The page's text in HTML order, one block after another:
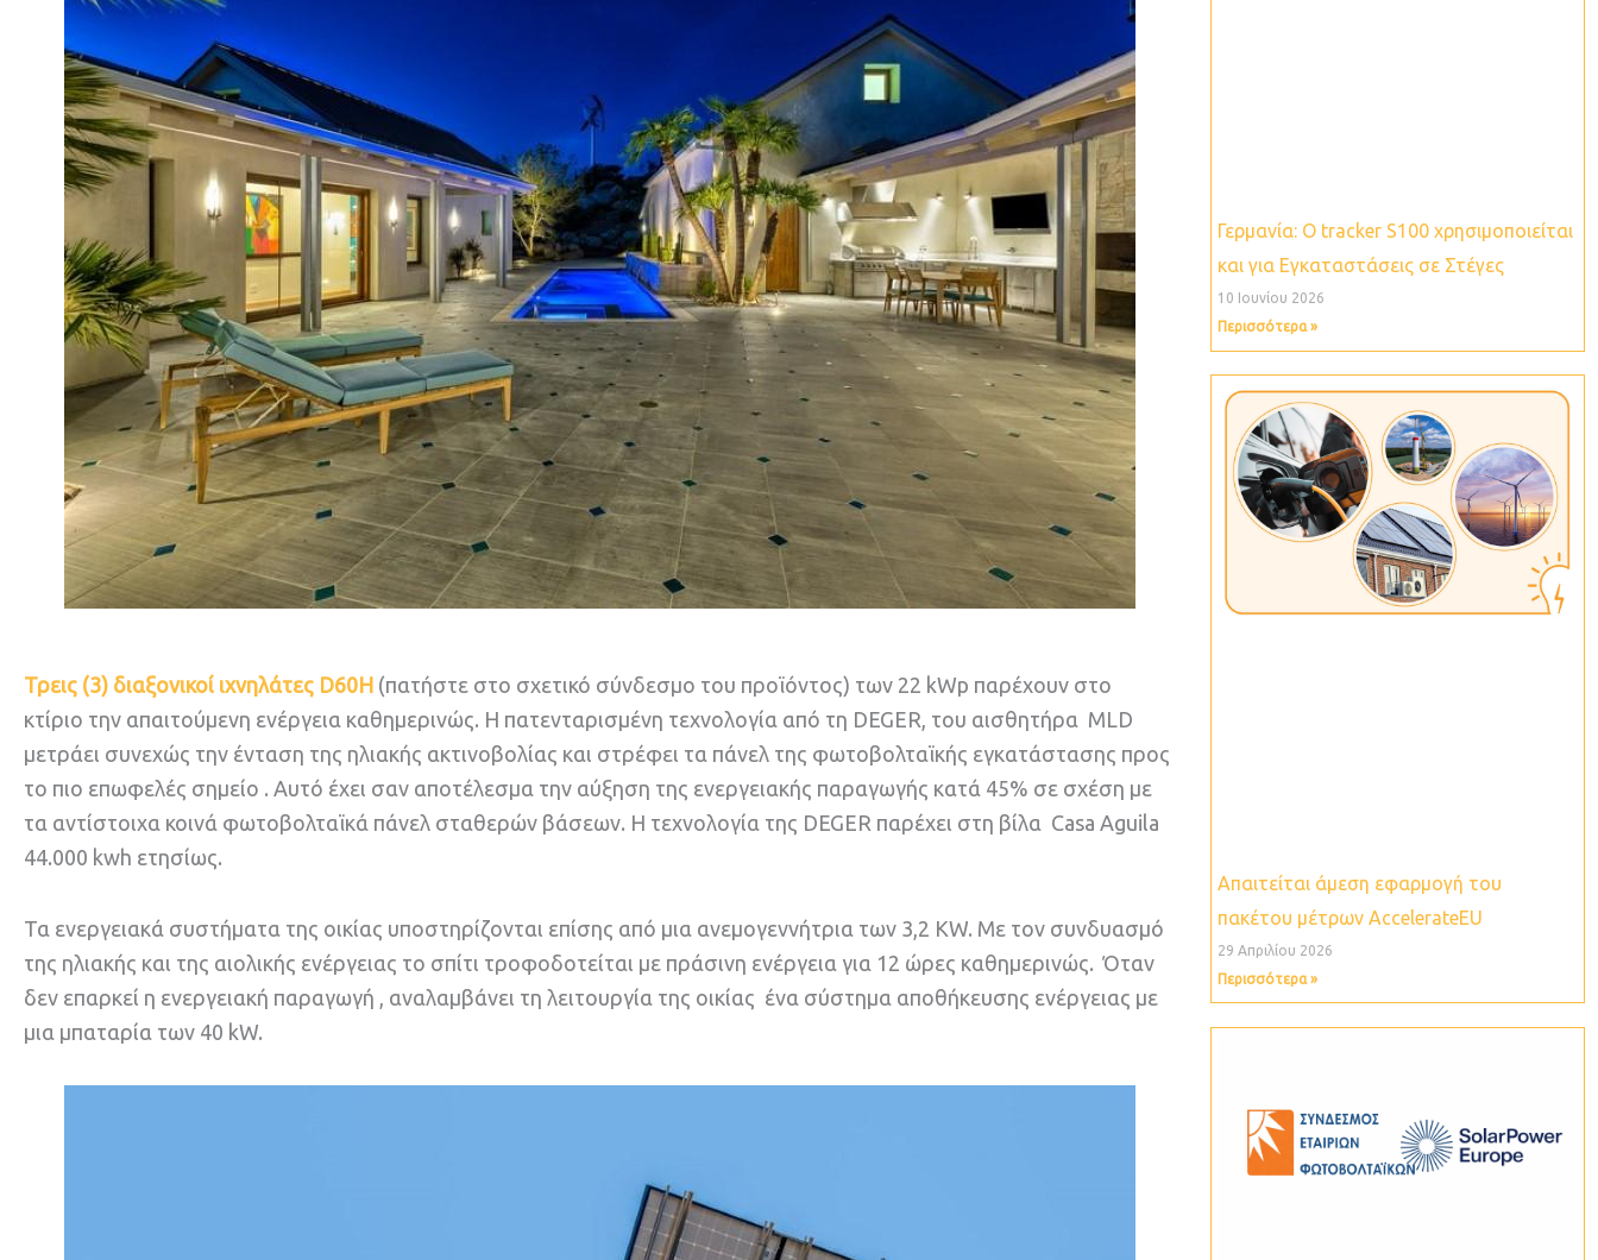
Τρεις (3) διαξονικοί ιχνηλάτες D60H (πατήστε στο σχετικό σύνδεσμο του προϊόντος) των 22 kWp παρέχουν στο
κτίριο την απαιτούμενη ενέργεια καθημερινώς. Η πατενταρισμένη τεχνολογία από τη DEGER, του αισθητήρα ΜLD
μετράει συνεχώς την ένταση της ηλιακής ακτινοβολίας και στρέφει τα πάνελ της φωτοβολταϊκής εγκατάστασης προς
το πιο επωφελές σημείο . Αυτό έχει σαν αποτέλεσμα την αύξηση της ενεργειακής παραγωγής κατά 45% σε σχέση με
τα αντίστοιχα κοινά φωτοβολταϊκά πάνελ σταθερών βάσεων. Η τεχνολογία της DEGER παρέχει στη βίλα Casa Aguila
44.000 kwh ετησίως.
Τα ενεργειακά συστήματα της οικίας υποστηρίζονται επίσης από μια ανεμογεννήτρια των 3,2 KW. Με τον συνδυασμό
της ηλιακής και της αιολικής ενέργειας το σπίτι τροφοδοτείται με πράσινη ενέργεια για 12 ώρες καθημερινώς. Όταν
δεν επαρκεί η ενεργειακή παραγωγή , αναλαμβάνει τη λειτουργία της οικίας ένα σύστημα αποθήκευσης ενέργειας με
μια μπαταρία των 40 kW.
Γερμανία: O tracker S100 χρησιμοποιείται
και για Εγκαταστάσεις σε Στέγες
10 Ιουνίου 2026
Περισσότερα »
Απαιτείται άμεση εφαρμογή του
πακέτου μέτρων ΑccelerateEU
29 Απριλίου 2026
Περισσότερα »